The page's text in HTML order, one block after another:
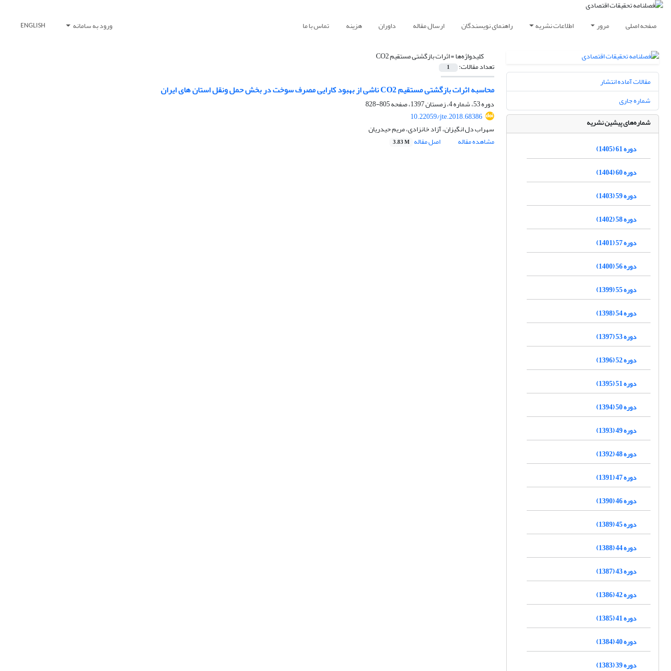
صفحه اصلی مرور اطلاعات نشریه راهنمای نویسندگان ارسال مقاله داوران هزینه تماس با ما ورود به سامانه ENGLISH
کلیدواژه‌ها =اثرات بازگشتی مستقیم CO2
تعداد مقالات: 1
محاسبه اثرات بازگشتی مستقیم CO2 ناشی از بهبود کارایی مصرف سوخت در بخش حمل ونقل استان های ایران
دوره 53، شماره 4، زمستان 1397، صفحه
805-828
10.22059/jte.2018.68386
سهراب دل انگیزان، آزاد خانزادی، مریم حیدریان
مشاهده مقاله
اصل مقاله 3.83 M
مقالات آماده انتشار
شماره جاری
شماره‌های پیشین نشریه
دوره 61 (1405)
دوره 60 (1404)
دوره 59 (1403)
دوره 58 (1402)
دوره 57 (1401)
دوره 56 (1400)
دوره 55 (1399)
دوره 54 (1398)
دوره 53 (1397)
دوره 52 (1396)
دوره 51 (1395)
دوره 50 (1394)
دوره 49 (1393)
دوره 48 (1392)
دوره 47 (1391)
دوره 46 (1390)
دوره 45 (1389)
دوره 44 (1388)
دوره 43 (1387)
دوره 42 (1386)
دوره 41 (1385)
دوره 40 (1384)
دوره 39 (1383)